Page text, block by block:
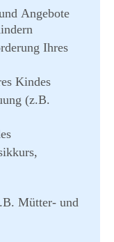
Angebote
Ihres
Kindes
(z.B.
Mütter- und